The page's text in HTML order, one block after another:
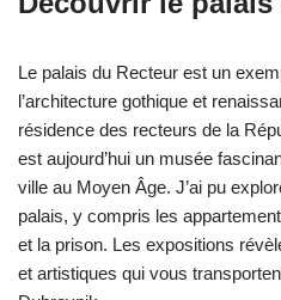
Le palais du Recteur est un
l’architecture gothique et
résidence des recteurs de la
est aujourd’hui un musée
ville au Moyen Âge. J’ai pu
palais, y compris les
et la prison. Les expositions
et artistiques qui vous